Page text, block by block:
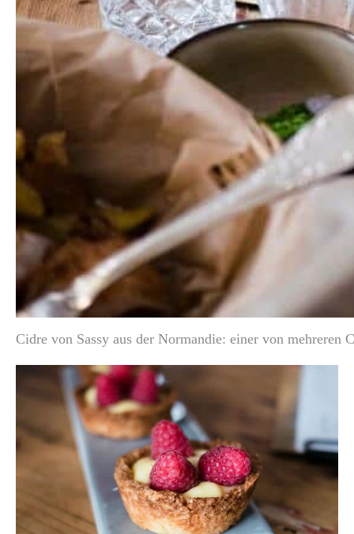
Cidre von Sassy aus der Normandie: einer von mehreren